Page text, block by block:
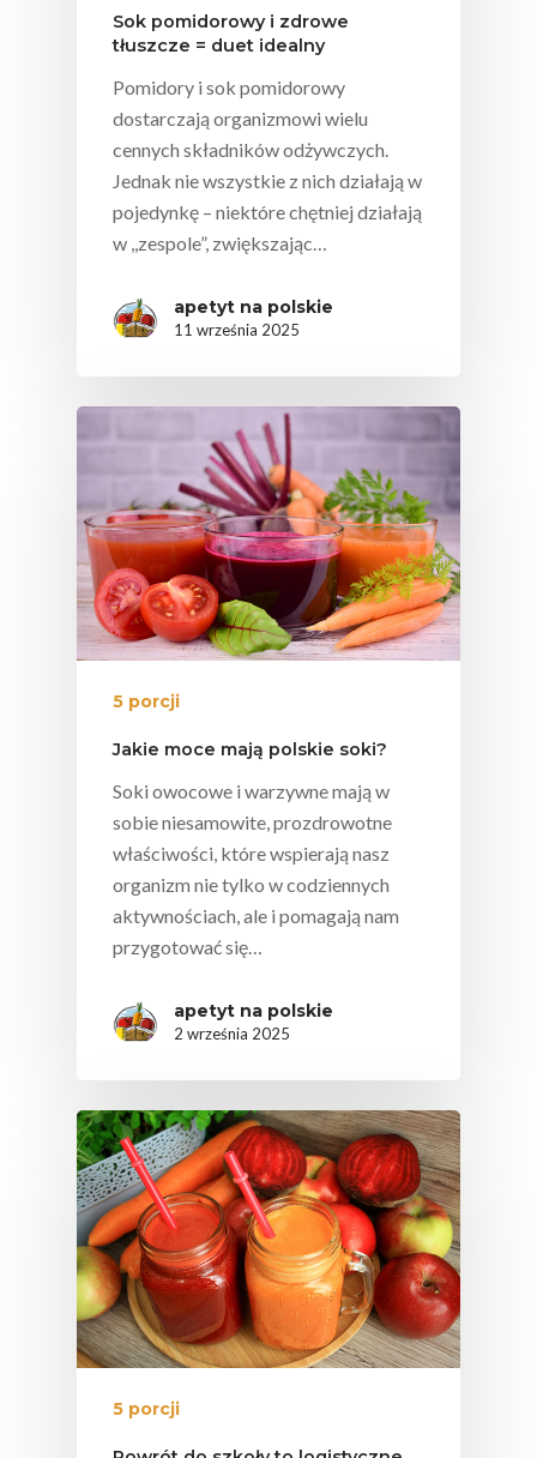
Sok pomidorowy i zdrowe
tłuszcze = duet idealny
Pomidory i sok pomidorowy
dostarczają organizmowi wielu
cennych składników odżywczych.
Jednak nie wszystkie z nich działają w
pojedynkę – niektóre chętniej działają
w ,,zespole”, zwiększając…
apetyt na polskie
11 września 2025
5 porcji
Jakie moce mają polskie soki?
Soki owocowe i warzywne mają w
sobie niesamowite, prozdrowotne
właściwości, które wspierają nasz
organizm nie tylko w codziennych
aktywnościach, ale i pomagają nam
przygotować się…
apetyt na polskie
2 września 2025
5 porcji